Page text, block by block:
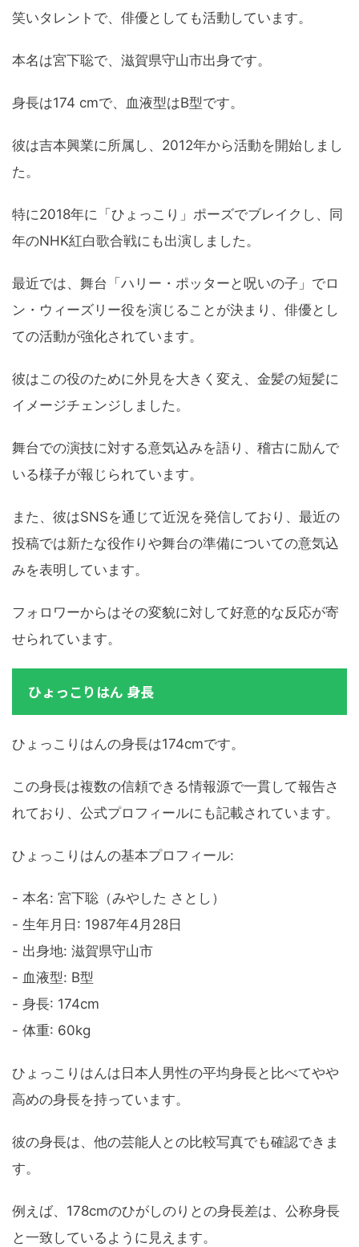
笑いタレントで、俳優としても活動しています。
本名は宮下聡で、滋賀県守山市出身です。
身長は174 cmで、血液型はB型です。
彼は吉本興業に所属し、2012年から活動を開始しまし
た。
特に2018年に「ひょっこり」ポーズでブレイクし、同
年のNHK紅白歌合戦にも出演しました。
最近では、舞台「ハリー・ポッターと呪いの子」でロ
ン・ウィーズリー役を演じることが決まり、俳優とし
ての活動が強化されています。
彼はこの役のために外見を大きく変え、金髪の短髪に
イメージチェンジしました。
舞台での演技に対する意気込みを語り、稽古に励んで
いる様子が報じられています。
また、彼はSNSを通じて近況を発信しており、最近の
投稿では新たな役作りや舞台の準備についての意気込
みを表明しています。
フォロワーからはその変貌に対して好意的な反応が寄
せられています。
ひょっこりはん 身長
ひょっこりはんの身長は174cmです。
この身長は複数の信頼できる情報源で一貫して報告さ
れており、公式プロフィールにも記載されています。
ひょっこりはんの基本プロフィール:
- 本名: 宮下聡（みやした さとし）
- 生年月日: 1987年4月28日
- 出身地: 滋賀県守山市
- 血液型: B型
- 身長: 174cm
- 体重: 60kg
ひょっこりはんは日本人男性の平均身長と比べてやや
高めの身長を持っています。
彼の身長は、他の芸能人との比較写真でも確認できま
す。
例えば、178cmのひがしのりとの身長差は、公称身長
と一致しているように見えます。